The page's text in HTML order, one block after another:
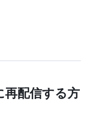
再配信する方